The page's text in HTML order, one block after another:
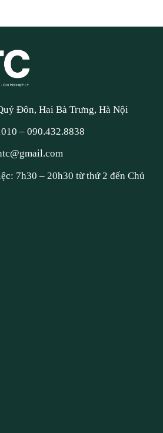
Đôn, Hai Bà Trưng, Hà Nội
–090.432.8838
7h30 – 20h30 từ thứ 2 đến Chủ